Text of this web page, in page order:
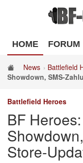
HOME FORUM
News Battlefield
Showdown, SMS-
Battlefield Heroes
BF
Store-